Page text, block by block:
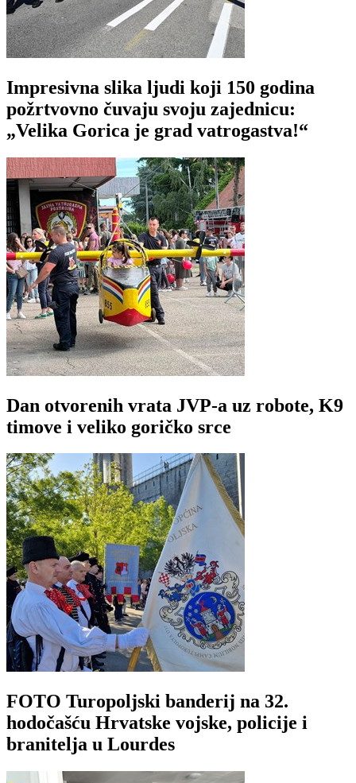
Impresivna slika ljudi koji 150 godina
požrtvovno čuvaju svoju zajednicu:
„Velika Gorica je grad vatrogastva!“
Dan otvorenih vrata JVP-a uz robote, K9
timove i veliko goričko srce
FOTO Turopoljski banderij na 32.
hodočašću Hrvatske vojske, policije i
branitelja u Lourdes